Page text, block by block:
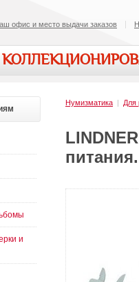
офис и место выдачи заказов
Нумизматика | Для
и